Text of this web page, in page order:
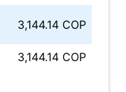
3,144.14 COP
3,144.14 COP